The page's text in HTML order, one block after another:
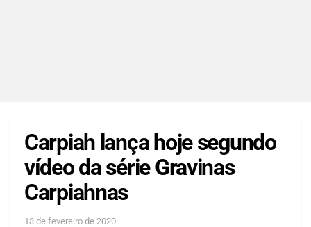
Carpiah lança hoje segundo
vídeo da série Gravinas
Carpiahnas
13 de fevereiro de 2020